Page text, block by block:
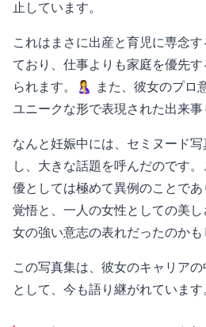
止しています。
これはまさに出産と育児に専念
ており、仕事よりも家庭を優先
られます。🤱 また、彼女のプロ
ユニークな形で表現された出来事
なんと妊娠中には、セミヌード
し、大きな話題を呼んだのです
優としては極めて異例のことで
覚悟と、一人の女性としての美
女の強い意志の表れだったのかも
この写真集は、彼女のキャリア
として、今も語り継がれています